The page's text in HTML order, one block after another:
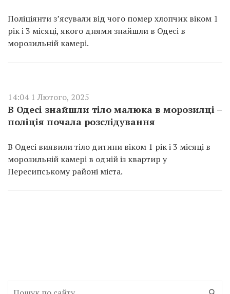
Поліціянти з’ясували від чого помер хлопчик віком 1
рік і 3 місяці, якого днями знайшли в Одесі в
морозильній камері.
14:04 1 Лютого, 2025
В Одесі знайшли тіло малюка в морозилці –
поліція почала розслідування
В Одесі виявили тіло дитини віком 1 рік і 3 місяці в
морозильній камері в одній із квартир у
Пересипському районі міста.